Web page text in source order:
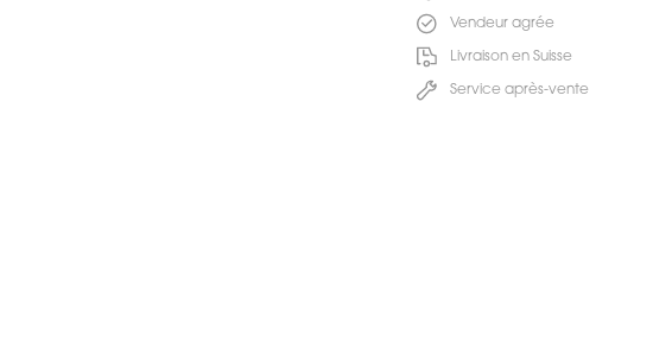
Vendeur agrée
Livraison en Suisse
Service après-vente